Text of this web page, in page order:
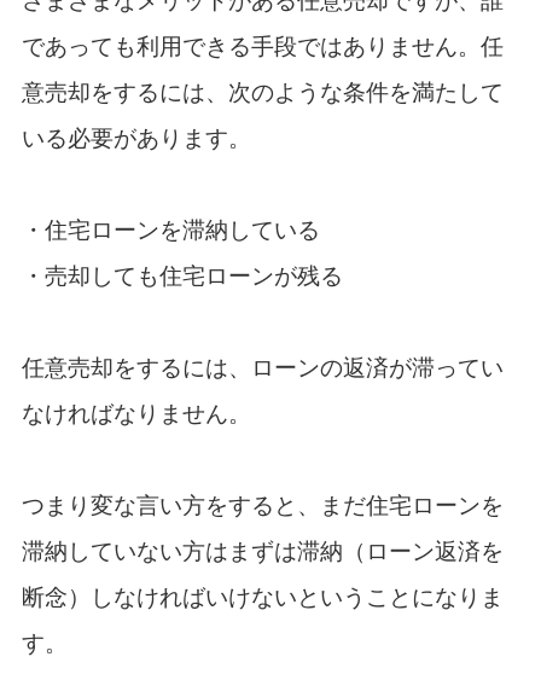
であっても利用できる手段ではありません。任
意売却をするには、次のような条件を満たして
いる必要があります。
・住宅ローンを滞納している
・売却しても住宅ローンが残る
任意売却をするには、ローンの返済が滞ってい
なければなりません。
つまり変な言い方をすると、まだ住宅ローンを
滞納していない方はまずは滞納（ローン返済を
断念）しなければいけないということになりま
す。